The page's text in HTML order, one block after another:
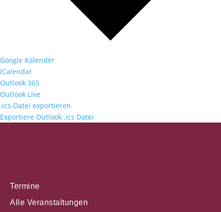
Google Kalender
iCalendar
Outlook 365
Outlook Live
.ics-Datei exportieren
Exportiere Outlook .ics Datei
Termine
Alle Veranstaltungen